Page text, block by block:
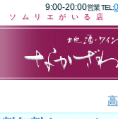
9:00-20:00営業 TEL:
ムリエがいる